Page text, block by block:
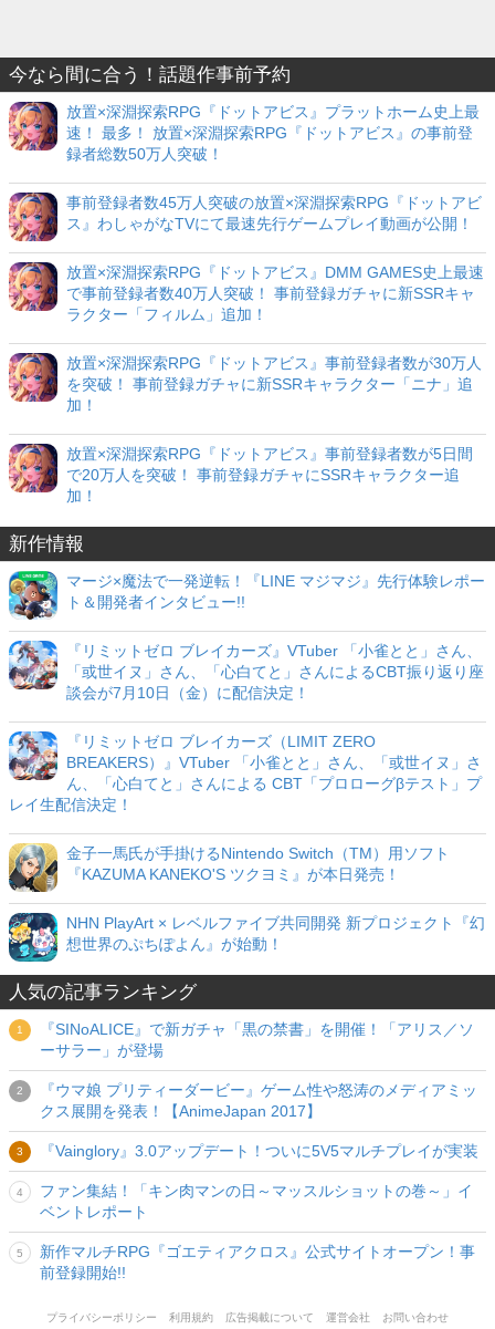
今なら間に合う！話題作事前予約
放置×深淵探索RPG『ドットアビス』プラットホーム史上最
速！ 最多！ 放置×深淵探索RPG『ドットアビス』の事前登
録者総数50万人突破！
事前登録者数45万人突破の放置×深淵探索RPG『ドットアビ
ス』わしゃがなTVにて最速先行ゲームプレイ動画が公開！
放置×深淵探索RPG『ドットアビス』DMM GAMES史上最速
で事前登録者数40万人突破！ 事前登録ガチャに新SSRキャ
ラクター「フィルム」追加！
放置×深淵探索RPG『ドットアビス』事前登録者数が30万人
を突破！ 事前登録ガチャに新SSRキャラクター「ニナ」追
加！
放置×深淵探索RPG『ドットアビス』事前登録者数が5日間
で20万人を突破！ 事前登録ガチャにSSRキャラクター追
加！
新作情報
マージ×魔法で一発逆転！『LINE マジマジ』先行体験レポー
ト＆開発者インタビュー!!
『リミットゼロ ブレイカーズ』VTuber 「小雀とと」さん、
「或世イヌ」さん、「心白てと」さんによるCBT振り返り座
談会が7月10日（金）に配信決定！
『リミットゼロ ブレイカーズ（LIMIT ZERO
BREAKERS）』VTuber 「小雀とと」さん、「或世イヌ」さ
ん、「心白てと」さんによる CBT「プロローグβテスト」プ
レイ生配信決定！
金子一馬氏が手掛けるNintendo Switch（TM）用ソフト
『KAZUMA KANEKO'S ツクヨミ』が本日発売！
NHN PlayArt × レベルファイブ共同開発 新プロジェクト『幻
想世界のぷちぽよん』が始動！
人気の記事ランキング
『SINoALICE』で新ガチャ「黒の禁書」を開催！「アリス／ソ
ーサラー」が登場
『ウマ娘 プリティーダービー』ゲーム性や怒涛のメディアミッ
クス展開を発表！【AnimeJapan 2017】
『Vainglory』3.0アップデート！ついに5V5マルチプレイが実装
ファン集結！「キン肉マンの日～マッスルショットの巻～」イ
ベントレポート
新作マルチRPG『ゴエティアクロス』公式サイトオープン！事
前登録開始!!
プライバシーポリシー 利用規約 広告掲載について 運営会社 お問い合わせ